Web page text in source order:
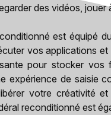
des vidéos,
est équipé
vos applications
pour stocker vos
expérience de saisie
votre créativité
reconditionné est